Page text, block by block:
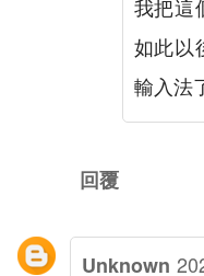
我把這
如此以
輸入法
回覆
Unknown